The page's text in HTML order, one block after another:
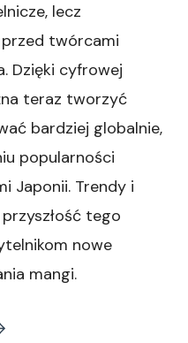
lecz
twórcami
Dzięki cyfrowej
teraz tworzyć
bardziej globalnie,
popularności
Japonii. Trendy i
tego
nowe
mangi.